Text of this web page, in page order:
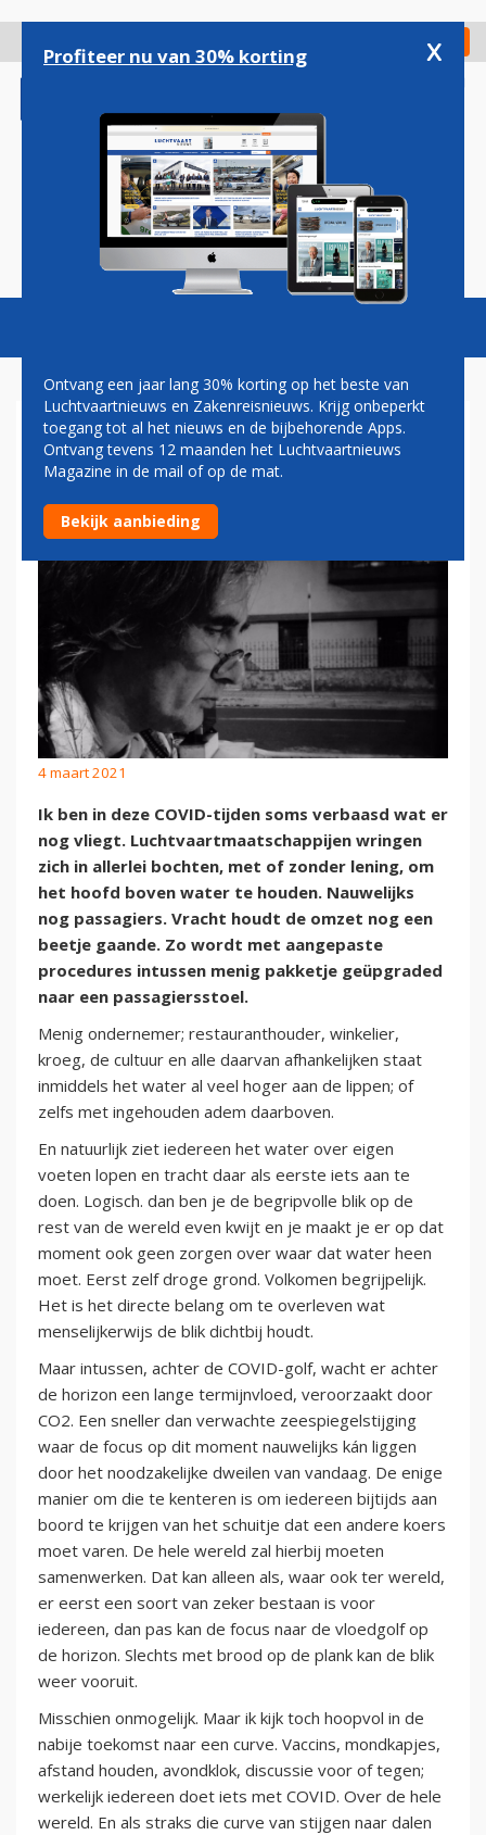
gaan
Check in
Magazine Podcasts Vacatures
PAUL MELKERT: LUCHT IN
WATER
4 maart 2021
Ik ben in deze COVID-tijden soms verbaasd wat er
nog vliegt. Luchtvaartmaatschappijen wringen
zich in allerlei bochten, met of zonder lening, om
het hoofd boven water te houden. Nauwelijks
nog passagiers. Vracht houdt de omzet nog een
beetje gaande. Zo wordt met aangepaste
procedures intussen menig pakketje geüpgraded
naar een passagiersstoel.
Menig ondernemer; restauranthouder, winkelier,
kroeg, de cultuur en alle daarvan afhankelijken staat
inmiddels het water al veel hoger aan de lippen; of
zelfs met ingehouden adem daarboven.
En natuurlijk ziet iedereen het water over eigen
voeten lopen en tracht daar als eerste iets aan te
doen. Logisch. dan ben je de begripvolle blik op de
rest van de wereld even kwijt en je maakt je er op dat
moment ook geen zorgen over waar dat water heen
moet. Eerst zelf droge grond. Volkomen begrijpelijk.
Het is het directe belang om te overleven wat
menselijkerwijs de blik dichtbij houdt.
Maar intussen, achter de COVID-golf, wacht er achter
de horizon een lange termijnvloed, veroorzaakt door
CO2. Een sneller dan verwachte zeespiegelstijging
waar de focus op dit moment nauwelijks kán liggen
door het noodzakelijke dweilen van vandaag. De enige
manier om die te kenteren is om iedereen bijtijds aan
boord te krijgen van het schuitje dat een andere koers
moet varen. De hele wereld zal hierbij moeten
samenwerken. Dat kan alleen als, waar ook ter wereld,
er eerst een soort van zeker bestaan is voor
iedereen, dan pas kan de focus naar de vloedgolf op
de horizon. Slechts met brood op de plank kan de blik
weer vooruit.
Misschien onmogelijk. Maar ik kijk toch hoopvol in de
nabije toekomst naar een curve. Vaccins, mondkapjes,
afstand houden, avondklok, discussie voor of tegen;
werkelijk iedereen doet iets met COVID. Over de hele
wereld. En als straks die curve van stijgen naar dalen
Profiteer nu van 30% korting x
Ontvang een jaar lang 30% korting op het beste van
Luchtvaartnieuws en Zakenreisnieuws. Krijg onbeperkt
toegang tot al het nieuws en de bijbehorende Apps.
Ontvang tevens 12 maanden het Luchtvaartnieuws
Magazine in de mail of op de mat.
Bekijk aanbieding